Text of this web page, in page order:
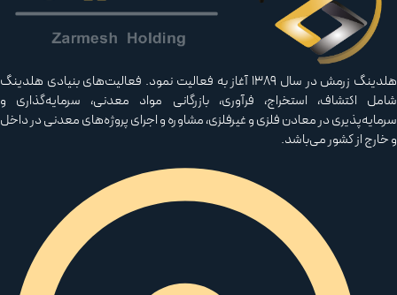
هلدینگ زرمش در سال ۱۳۸۹ آغاز به فعالیت‌ نمود. فعالیت‌های بنیادی هلدینگ
اکتشاف، استخراج، فرآوری، بازرگانی مواد معدنی، سرمایه‌گذاری و
در معادن فلزی و غیرفلزی، مشاوره و اجرای پروژه‌های معدنی در داخل
از کشور می‌باشد.